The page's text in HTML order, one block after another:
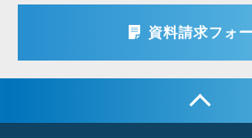
資料請求フォ